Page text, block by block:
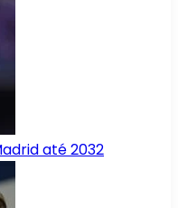
até 2032